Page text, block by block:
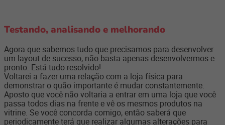
Testando, analisando e melhorando
Agora que sabemos tudo que precisamos para desenvolver
um layout de sucesso, não basta apenas desenvolvermos e
pronto. Está tudo resolvido!
Voltarei a fazer uma relação com a loja física para
demonstrar o quão importante é mudar constantemente.
Aposto que você não voltaria a entrar em uma loja que você
passa todos dias na frente e vê os mesmos produtos na
vitrine. Se você concorda comigo, então saberá que
periodicamente terá que realizar algumas alterações para